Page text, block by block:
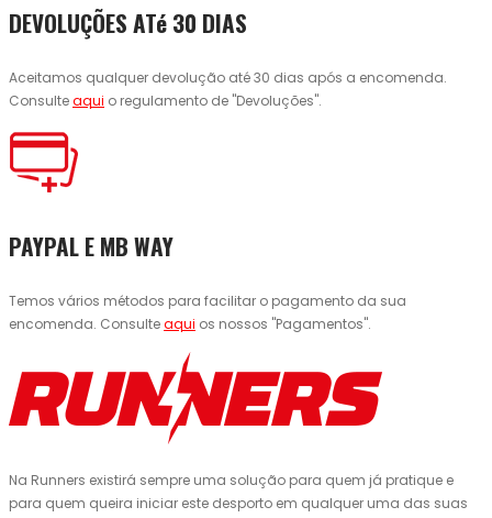
DEVOLUÇÕES ATé 30 DIAS
Aceitamos qualquer devolução até 30 dias após a encomenda.
Consulteaqui o regulamento de "Devoluções".
PAYPAL E MB WAY
Temos vários métodos para facilitar o pagamento da sua
encomenda. Consulteaqui os nossos "Pagamentos".
Na Runners existirá sempre uma solução para quem já pratique e
para quem queira iniciar este desporto em qualquer uma das suas